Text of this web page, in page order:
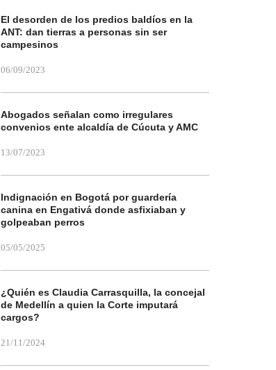
El desorden de los predios baldíos en la
ANT: dan tierras a personas sin ser
campesinos
06/09/2023
Abogados señalan como irregulares
convenios ente alcaldía de Cúcuta y AMC
13/07/2023
Indignación en Bogotá por guardería
canina en Engativá donde asfixiaban y
golpeaban perros
05/05/2025
¿Quién es Claudia Carrasquilla, la concejal
de Medellín a quien la Corte imputará
cargos?
21/11/2024